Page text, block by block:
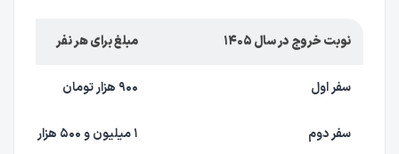
نوبت خروج در سال ۱۴۰۵ مبلغ برای هر نفر
سفر اول ۹۰۰ هزار تومان
سفر دوم ۱ میلیون و ۵۰۰ هزار تومان